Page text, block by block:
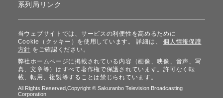
系列局リンク
当ウェブサイトでは、サービスの利便性を高めるために
Cookie（クッキー）を使用しています。 詳細は、個人情報保護
方針 をご確認ください。
弊社ホームページに掲載されている内容（画像、映像、音声、写
真、文章等）はすべて著作権で保護されています。許可なく転
載、転用、複製等することは禁じられています。​
All Rights Reserved,Copyright © Sakuranbo Television Broadcasting
Corporation